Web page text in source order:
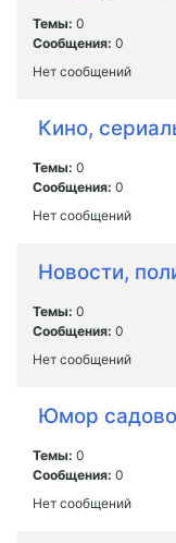
Темы: 0
Сообщения: 0
Нет сообщений
Кино,
Темы: 0
Сообщения: 0
Нет сообщений
Новости,
Темы: 0
Сообщения: 0
Нет сообщений
Юмор
Темы: 0
Сообщения: 0
Нет сообщений